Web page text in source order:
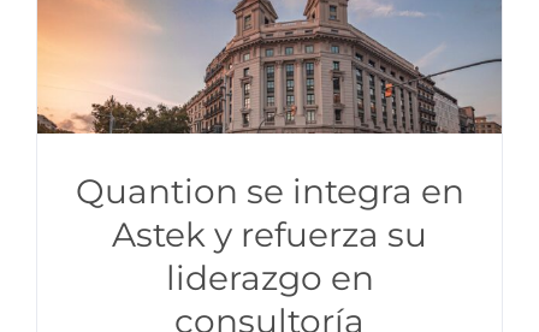
Quantion se integra en
Astek y refuerza su
liderazgo en
consultoría